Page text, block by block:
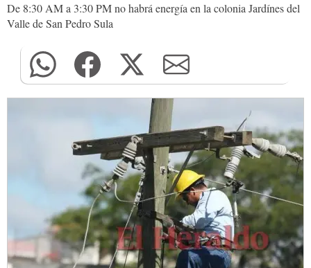
De 8:30 AM a 3:30 PM no habrá energía en la colonia Jardínes del
Valle de San Pedro Sula